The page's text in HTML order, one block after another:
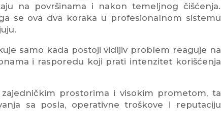
na površinama i nakon temeljnog čišćenja.
se ova dva koraka u profesionalnom sistemu
samo kada postoji vidljiv problem reaguje na
i rasporedu koji prati intenzitet korišćenja
prostorima i visokim prometom, ta
sa posla, operativne troškove i reputaciju